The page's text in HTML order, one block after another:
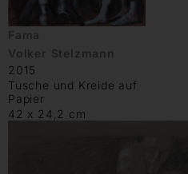
Fama
Volker Stelzmann
2015
Tusche und Kreide auf
Papier
42 x 24,2 cm